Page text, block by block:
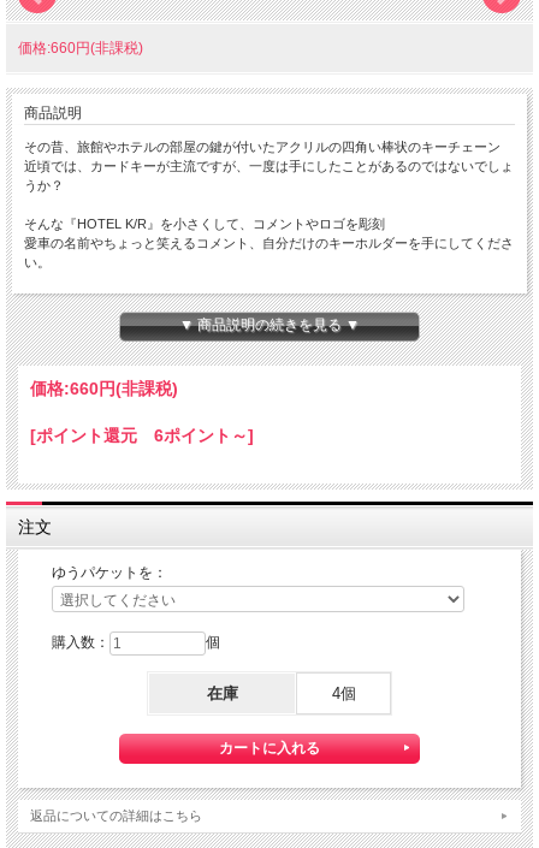
価格:660円(非課税)
商品説明
その昔、旅館やホテルの部屋の鍵が付いたアクリルの四角い棒状のキーチェーン
近頃では、カードキーが主流ですが、一度は手にしたことがあるのではないでしょ
うか？
そんな『HOTEL K/R』を小さくして、コメントやロゴを彫刻
愛車の名前やちょっと笑えるコメント、自分だけのキーホルダーを手にしてくださ
い。
ちょっと小さな 『Mini HOTEL K/R』 です。
本体サイズ：１０×１４×８０ｍｍ
★コチラの商品は 『ゆうパケット』配送可能な商品になります。
ご利用の際の配送費は、全国一律『２５０円』になります。
ゆうパケット配送をご希望されるお客様は下記のゆうパケットにつきましての説明
ゆうパケット配送をご選択ください。
【送料】全国一律料金でお届けします。
『ゆうパケット』は通常の宅配便と異なり直接ポストへ投函するお届け方法です。
宅配便のように受領印やサインのやり取りが無く、ご不在時であってもお受け取り
▼ 商品説明の続きを見る ▼
価格:660円(非課税)
[ポイント還元 6ポイント～]
注文
ゆうパケットを：
購入数： 個
在庫 4個
返品についての詳細はこちら